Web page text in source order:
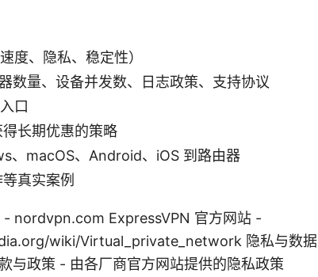
度、隐私、稳定性）
数量、设备并发数、日志政策、支持协议
口
长期优惠的策略
、macOS、Android、iOS 到路由器
真实案例
nordvpn.com ExpressVPN 官方网站 -
wiki/Virtual_private_network 隐私与数据
政策 - 由各厂商官方网站提供的隐私政策